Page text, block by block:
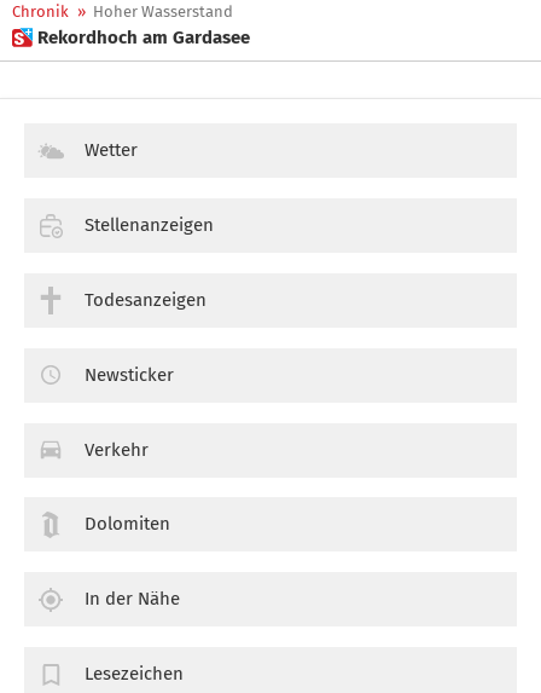
Chronik » Hoher Wasserstand
 Rekordhoch am Gardasee
Wetter
Stellenanzeigen
Todesanzeigen
Newsticker
Verkehr
Dolomiten
In der Nähe
Lesezeichen